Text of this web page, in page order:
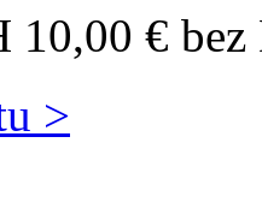
10,00 €
>